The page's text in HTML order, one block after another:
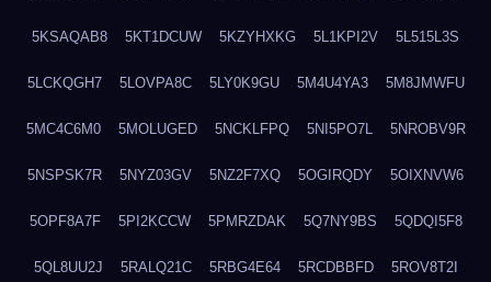
5KSAQAB8 5KT1DCUW 5KZYHXKG 5L1KPI2V 5L515L3S
5LCKQGH7 5LOVPA8C 5LY0K9GU 5M4U4YA3 5M8JMWFU
5MC4C6M0 5MOLUGED 5NCKLFPQ 5NI5PO7L 5NROBV9R
5NSPSK7R 5NYZ03GV 5NZ2F7XQ 5OGIRQDY 5OIXNVW6
5OPF8A7F 5PI2KCCW 5PMRZDAK 5Q7NY9BS 5QDQI5F8
5QL8UU2J 5RALQ21C 5RBG4E64 5RCDBBFD 5ROV8T2I